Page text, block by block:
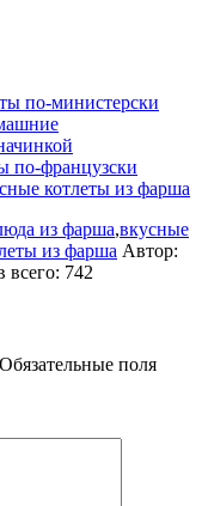
по-министерски
по-французски
котлеты из фарша
из фарша,вкусные
из фарша Автор:
всего: 742
Обязательные поля